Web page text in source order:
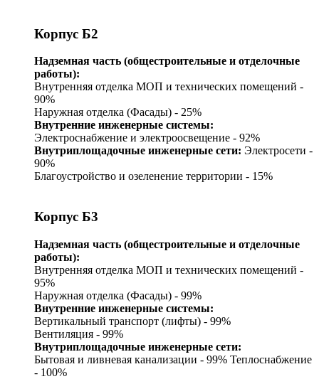
Корпус Б2
Надземная часть (общестроительные и отделочные
работы):
Внутренняя отделка МОП и технических помещений -
90%
Наружная отделка (Фасады) - 25%
Внутренние инженерные системы:
Электроснабжение и электроосвещение - 92%
Внутриплощадочные инженерные сети: Электросети -
90%
Благоустройство и озеленение территории - 15%
Корпус Б3
Надземная часть (общестроительные и отделочные
работы):
Внутренняя отделка МОП и технических помещений -
95%
Наружная отделка (Фасады) - 99%
Внутренние инженерные системы:
Вертикальный транспорт (лифты) - 99%
Вентиляция - 99%
Внутриплощадочные инженерные сети:
Бытовая и ливневая канализации - 99% Теплоснабжение
- 100%